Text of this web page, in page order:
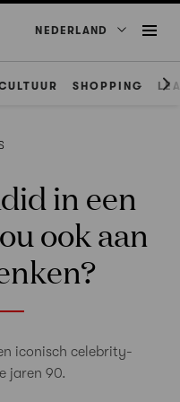
NEDERLAND
SHOPPING
in een
ook aan
iconisch celebrity-
jaren 90.